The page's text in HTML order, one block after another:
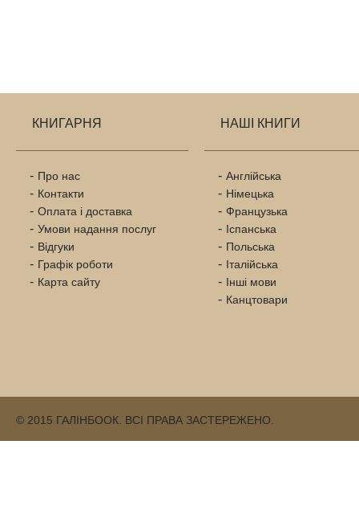
КНИГАРНЯ
Про нас
Контакти
Оплата і доставка
Умови надання послуг
Відгуки
Графік роботи
Карта сайту
НАШІ КНИГИ
Англійська
Німецька
Французька
Іспанська
Польська
Італійська
Інші мови
Канцтовари
© 2015 ГАЛІНБООК. ВСІ ПРАВА ЗАСТЕРЕЖЕНО.